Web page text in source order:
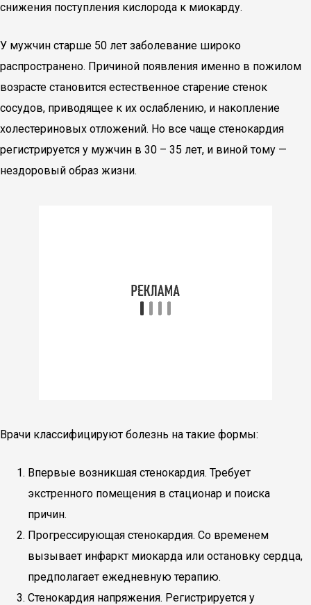
снижения поступления кислорода к миокарду.
У мужчин старше 50 лет заболевание широко
распространено. Причиной появления именно в пожилом
возрасте становится естественное старение стенок
сосудов, приводящее к их ослаблению, и накопление
холестериновых отложений. Но все чаще стенокардия
регистрируется у мужчин в 30 – 35 лет, и виной тому —
нездоровый образ жизни.
Врачи классифицируют болезнь на такие формы:
Впервые возникшая стенокардия. Требует
экстренного помещения в стационар и поиска
причин.
Прогрессирующая стенокардия. Со временем
вызывает инфаркт миокарда или остановку сердца,
предполагает ежедневную терапию.
Стенокардия напряжения. Регистрируется у